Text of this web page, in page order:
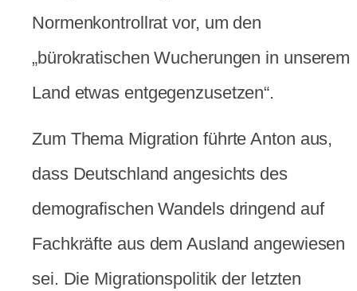
Normenkontrollrat vor, um den
„bürokratischen Wucherungen in unserem
Land etwas entgegenzusetzen“.
Zum Thema Migration führte Anton aus,
dass Deutschland angesichts des
demografischen Wandels dringend auf
Fachkräfte aus dem Ausland angewiesen
sei. Die Migrationspolitik der letzten